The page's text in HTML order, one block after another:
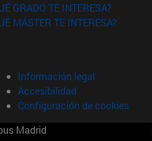
GRADO TE INTERESA?
MÁSTER TE INTERESA?
Información legal
Accesibilidad
Configuración de cookies
Madrid